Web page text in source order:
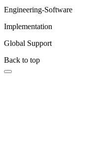
Engineering-Software
Implementation
Global Support
Back to top